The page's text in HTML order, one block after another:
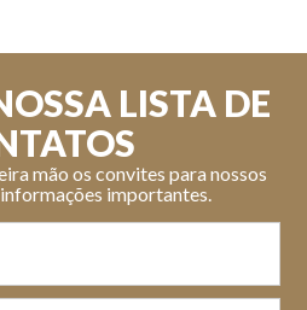
LISTA DE
mão os convites para nossos
importantes.